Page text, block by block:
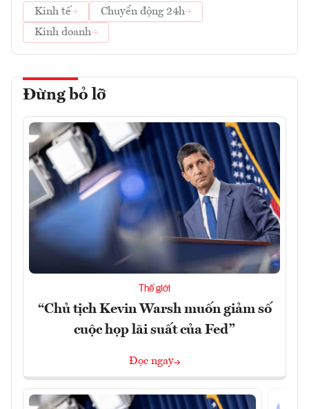
Kinh tế
Chuyển động 24h
Kinh doanh
Đừng bỏ lỡ
Thế giới
“Chủ tịch Kevin Warsh muốn giảm số
cuộc họp lãi suất của Fed”
Đọc ngay